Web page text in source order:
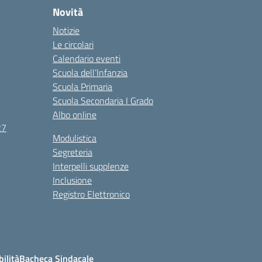
Novità
Notizie
Le circolari
Calendario eventi
Scuola dell’Infanzia
Scuola Primaria
Scuola Secondaria I Grado
Albo online
Modulistica
Segreteria
Interpelli supplenze
Inclusione
Registro Elettronico
Bacheca Sindacale